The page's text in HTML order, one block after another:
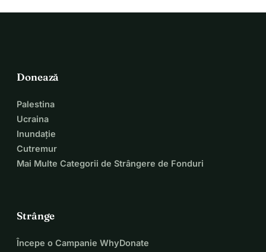
Donează
Palestina
Ucraina
Inundație
Cutremur
Mai Multe Categorii de Strângere de Fonduri
Strânge
Începe o Campanie WhyDonate